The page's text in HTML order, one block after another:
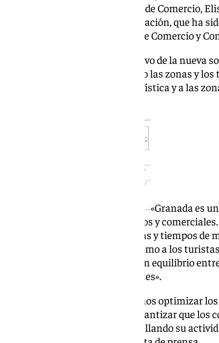
según ha detallado la concejala de Comercio,
«gran satisfacción» por la aprobación, que ha
el seno del Consejo Municipal de Comercio y
La edil ha señalado que el objetivo de la nueva
turismo en la ciudad, adecuando las zonas y
períodos de mayor afluencia turística y a las
«Granada es
diversidad en sus flujos turísticos y
de manera más precisa las zonas y tiempos
tanto a los comercios locales como a los
medida que busca, sobre todo, un equilibrio
la calidad de vida de los residentes».
«A través de este ajuste, buscamos optimizar
experiencia de los turistas y garantizar que los
visitadas puedan seguir desarrollando su